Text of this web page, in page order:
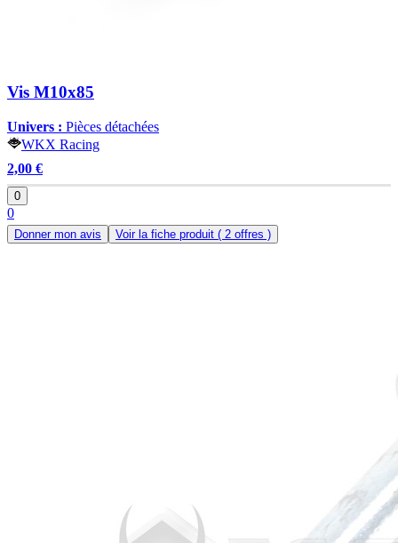
Vis M10x85
Univers : Pièces détachées
WKX Racing
2,00 €
0
0
Donner mon avis Voir la fiche produit ( 2 offres )